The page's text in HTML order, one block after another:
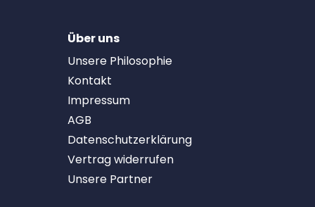
Über uns
Unsere Philosophie
Kontakt
Impressum
AGB
Datenschutzerklärung
Vertrag widerrufen
Unsere Partner